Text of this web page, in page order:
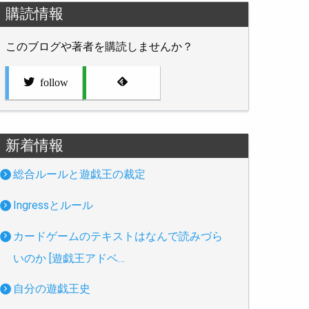
購読情報
このブログや著者を購読しませんか？
follow
新着情報
総合ルールと遊戯王の裁定
Ingressとルール
カードゲームのテキストはなんで読みづら
いのか [遊戯王アドベ…
自分の遊戯王史